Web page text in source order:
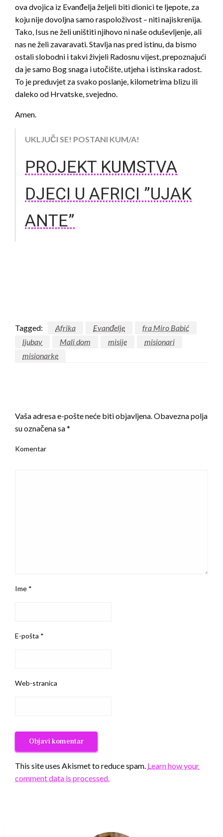
ova dvojica iz Evanđelja željeli biti dionici te ljepote, za
koju nije dovoljna samo raspoloživost – niti najiskrenija.
Tako, Isus ne želi uništiti njihovo ni naše oduševljenje, ali
nas ne želi zavaravati. Stavlja nas pred istinu, da bismo
ostali slobodni i takvi živjeli Radosnu vijest, prepoznajući
da je samo Bog snaga i utočište, utjeha i istinska radost.
To je preduvjet za svako poslanje, kilometrima blizu ili
daleko od Hrvatske, svejedno.
Amen.
UKLJUČI SE! POSTANI KUM/A!
PROJEKT KUMSTVA
DJECI U AFRICI ”UJAK
ANTE”
Tagged: Afrika Evanđelje
fra Miro Babić
ljubav
Mali dom misije
misionari
misionarke
Vaša adresa e-pošte neće biti objavljena.Obavezna polja
su označena sa*
Komentar
Ime *
E-pošta *
Web-stranica
This site uses Akismet to reduce spam. Learn how your
comment data is processed.